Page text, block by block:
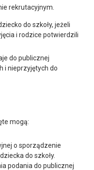
rekrutacyjnym.
do szkoły, jeżeli
i rodzice potwierdzili
do publicznej
i nieprzyjętych do
mogą:
o sporządzenie
do szkoły.
podania do publicznej